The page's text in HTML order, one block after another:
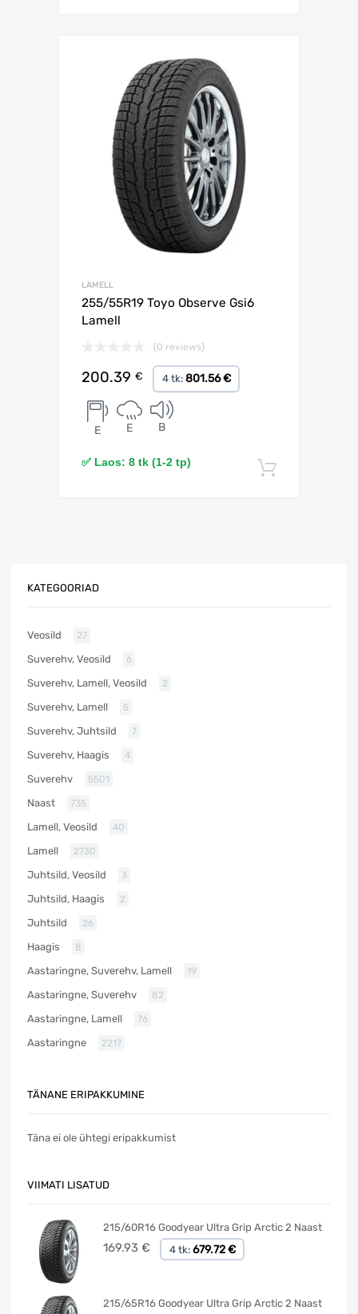
LAMELL
255/55R19 Toyo Observe Gsi6
Lamell
(0 reviews)
200.39 € 4 tk: 801.56 €
E E B
✅ Laos: 8 tk (1-2 tp)
KATEGOORIAD
Veosild 27
Suverehv, Veosild 6
Suverehv, Lamell, Veosild 2
Suverehv, Lamell 5
Suverehv, Juhtsild 7
Suverehv, Haagis 4
Suverehv 5501
Naast 735
Lamell, Veosild 40
Lamell 2730
Juhtsild, Veosild 3
Juhtsild, Haagis 2
Juhtsild 26
Haagis 8
Aastaringne, Suverehv, Lamell 19
Aastaringne, Suverehv 82
Aastaringne, Lamell 76
Aastaringne 2217
TÄNANE ERIPAKKUMINE
Täna ei ole ühtegi eripakkumist
VIIMATI LISATUD
215/60R16 Goodyear Ultra Grip Arctic 2 Naast
169.93 € 4 tk: 679.72 €
215/65R16 Goodyear Ultra Grip Arctic 2 Naast